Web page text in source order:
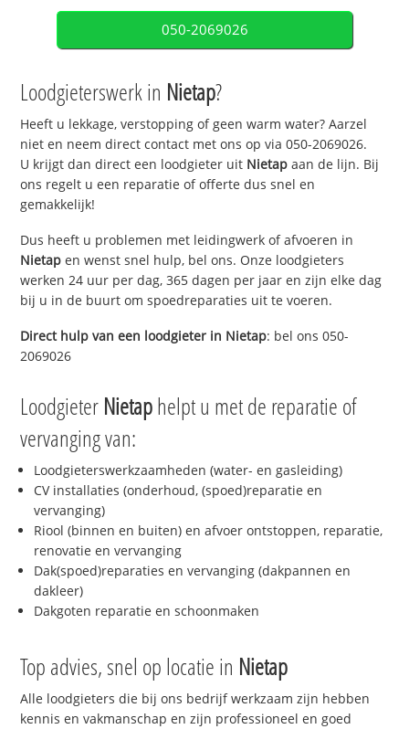
050-2069026
Loodgieterswerk in Nietap?
Heeft u lekkage, verstopping of geen warm water? Aarzel
niet en neem direct contact met ons op via 050-2069026.
U krijgt dan direct een loodgieter uit Nietap aan de lijn. Bij
ons regelt u een reparatie of offerte dus snel en
gemakkelijk!
Dus heeft u problemen met leidingwerk of afvoeren in
Nietap en wenst snel hulp, bel ons. Onze loodgieters
werken 24 uur per dag, 365 dagen per jaar en zijn elke dag
bij u in de buurt om spoedreparaties uit te voeren.
Direct hulp van een loodgieter in Nietap: bel ons 050-
2069026
Loodgieter Nietaphelpt u met de reparatie of
vervanging van:
Loodgieterswerkzaamheden (water- en gasleiding)
CV installaties (onderhoud, (spoed)reparatie en
vervanging)
Riool (binnen en buiten) en afvoer ontstoppen, reparatie,
renovatie en vervanging
Dak(spoed)reparaties en vervanging (dakpannen en
dakleer)
Dakgoten reparatie en schoonmaken
Top advies, snel op locatie in Nietap
Alle loodgieters die bij ons bedrijf werkzaam zijn hebben
kennis en vakmanschap en zijn professioneel en goed